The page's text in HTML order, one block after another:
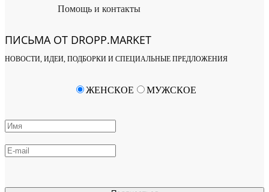
Помощь и контакты
ПИСЬМА ОТ DROPP.MARKET
НОВОСТИ, ИДЕИ, ПОДБОРКИ И СПЕЦИАЛЬНЫЕ ПРЕДЛОЖЕНИЯ
ЖЕНСКОЕ МУЖСКОЕ